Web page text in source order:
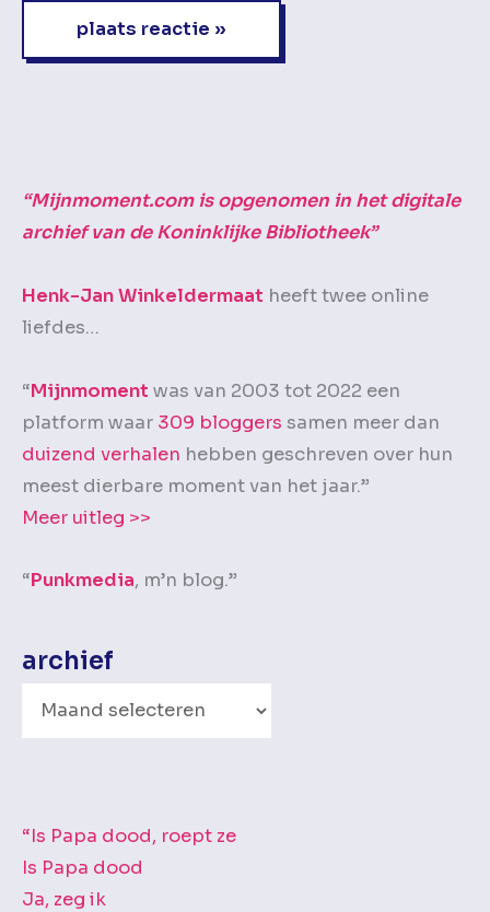
“Mijnmoment.com is opgenomen in het digitale
archief van de Koninklijke Bibliotheek”
Henk-Jan Winkeldermaat heeft twee online
liefdes…
“Mijnmoment was van 2003 tot 2022 een
platform waar 309 bloggers samen meer dan
duizend verhalen hebben geschreven over hun
meest dierbare moment van het jaar.”
Meer uitleg >>
“Punkmedia, m’n blog.”
archief
i
e
f
“Is Papa dood, roept ze
Is Papa dood
Ja, zeg ik